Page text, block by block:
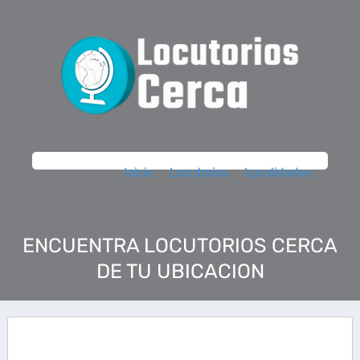
Inicio Locutorios Localidades
ENCUENTRA LOCUTORIOS CERCA
DE TU UBICACION